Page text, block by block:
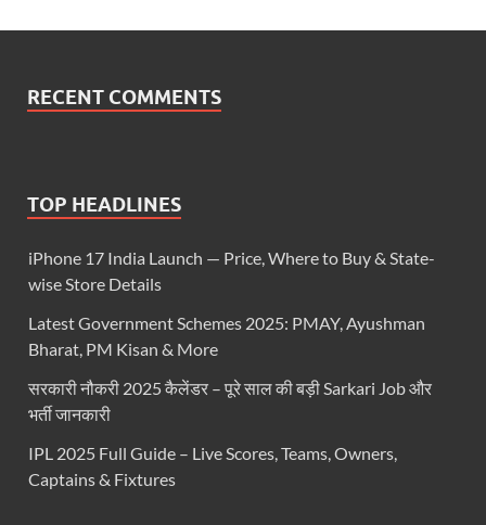
RECENT COMMENTS
TOP HEADLINES
iPhone 17 India Launch — Price, Where to Buy & State-
wise Store Details
Latest Government Schemes 2025: PMAY, Ayushman
Bharat, PM Kisan & More
सरकारी नौकरी 2025 कैलेंडर – पूरे साल की बड़ी Sarkari Job और
भर्ती जानकारी
IPL 2025 Full Guide – Live Scores, Teams, Owners,
Captains & Fixtures